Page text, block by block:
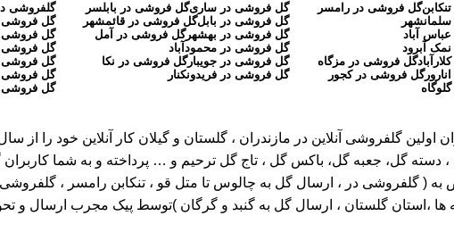
گل فروشی در رامسر
آباد
آبرود
گل فروشی در مزگاه
گل فروشی در کجور
گل فروشی در ساریگل فروشی در بابلسر
گل فروشی در بابلگل فروشی در قائمشهر
گل فروشی در بهشهرگل فروشی در آمل
گل فروشی در محمودآباد
گل فروشی در جویبارگل فروشی در نکا
گل فروشی در فریدونکنار
گلفروشی
گل فروشی
گل فروشی
گل فروشی
گل فروشی
گل فروشی
گل فروشی
دسته گل، جعبه گل، باکس گل ، تاج گل ترحیم و … پرداخته و به شما
در ، ارسال گل به چالوس تا متل قو ، تنکابن رامسر ، گلفروشی
ها ،استان گلستان ، ارسال گل به گنبد و گرگان )توسط پیک مجرب ارسال و